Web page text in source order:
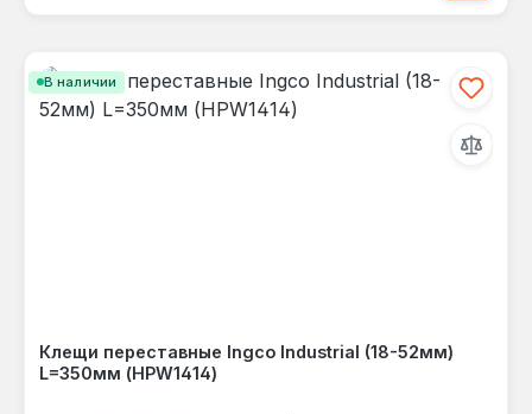
В наличии
Клещи переставные Ingco Industrial (18-52мм)
L=350мм (HPW1414)